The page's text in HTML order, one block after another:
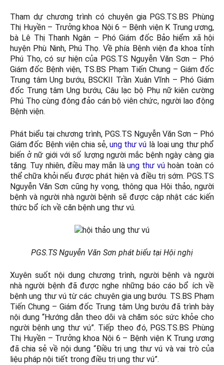
Tham dự chương trình có chuyên gia PGS.TS.BS Phùng
Thị Huyền – Trưởng khoa Nội 6 – Bệnh viện K Trung ương,
bà Lê Thị Thanh Ngân – Phó Giám đốc Bảo hiểm xã hội
huyện Phù Ninh, Phú Thọ. Về phía Bệnh viện đa khoa tỉnh
Phú Thọ, có sự hiện của PGS.TS Nguyễn Văn Sơn – Phó
Giám đốc Bệnh viện, TS.BS Phạm Tiến Chung – Giám đốc
Trung tâm Ung bướu, BSCKII Trần Xuân Vĩnh – Phó Giám
đốc Trung tâm Ung bướu, Câu lạc bộ Phụ nữ kiên cường
Phú Thọ cùng đông đảo cán bộ viên chức, người lao động
Bệnh viện.
Phát biểu tại chương trình, PGS.TS Nguyễn Văn Sơn – Phó
Giám đốc Bệnh viện chia sẻ, ung thư vú là loại ung thư phổ
biến ở nữ giới với số lượng người mắc bệnh ngày càng gia
tăng. Tuy nhiên, điều may mắn làung thư vú hoàn toàn có
thể chữa khỏi nếu được phát hiện và điều trị sớm. PGS.TS
Nguyễn Văn Sơn cũng hy vọng, thông qua Hội thảo, người
bệnh và người nhà người bệnh sẽ được cập nhật các kiến
thức bổ ích về căn bệnh ung thư vú.
PGS.TS Nguyễn Văn Sơn phát biểu tại Hội nghị
Xuyên suốt nội dung chương trình, người bệnh và người
nhà người bệnh đã được nghe những báo cáo bổ ích về
bệnh ung thư vú từ các chuyên gia ung bướu. TS.BS Phạm
Tiến Chung – Giám đốc Trung tâm Ung bướu đã trình bày
nội dung “Hướng dẫn theo dõi và chăm sóc sức khỏe cho
người bệnh ung thư vú”. Tiếp theo đó, PGS.TS.BS Phùng
Thị Huyền – Trưởng khoa Nội 6 – Bệnh viện K Trung ương
đã chia sẻ về nội dung “Điều trị ung thư vú và vai trò của
liệu pháp nội tiết trong điều trị ung thư vú”.